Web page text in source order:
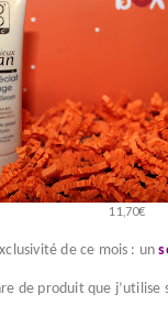
11,70€
de ce mois : un
de produit que